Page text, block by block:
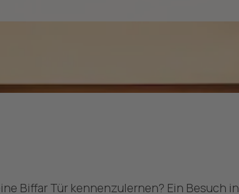
Biffar Tür kennenzulernen? Ein Besuch in